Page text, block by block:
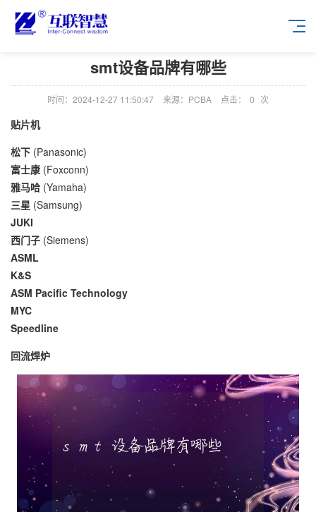
smt设备品牌有哪些
时间：2024-12-27 11:50:47 来源：PCBA 点击： 0 次
贴片机
松下 (Panasonic)
富士康 (Foxconn)
雅马哈 (Yamaha)
三星 (Samsung)
JUKI
西门子 (Siemens)
ASML
K&S
ASM Pacific Technology
MYC
Speedline
回流焊炉